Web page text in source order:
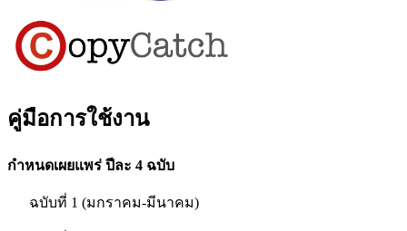
คู่มือการใช้งาน
กำหนดเผยแพร่ ปีละ 4 ฉบับ
ฉบับที่ 1 (มกราคม-มีนาคม)